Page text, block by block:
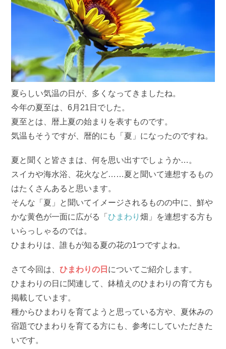
夏らしい気温の日が、多くなってきましたね。
今年の夏至は、6月21日でした。
夏至とは、暦上夏の始まりを表すものです。
気温もそうですが、暦的にも「夏」になったのですね。
夏と聞くと皆さまは、何を思い出すでしょうか…。
スイカや海水浴、花火など……夏と聞いて連想するもの
はたくさんあると思います。
そんな「夏」と聞いてイメージされるものの中に、鮮や
かな黄色が一面に広がる「 ひまわり畑」を連想する方も
いらっしゃるのでは。
ひまわりは、誰もが知る夏の花の1つですよね。
さて今回は、ひまわりの日 についてご紹介します。
ひまわりの日に関連して、鉢植えのひまわりの育て方も
掲載しています。
種からひまわりを育てようと思っている方や、夏休みの
宿題でひまわりを育てる方にも、参考にしていただきた
いです。